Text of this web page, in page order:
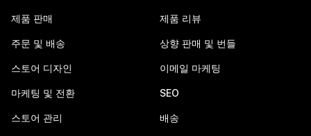
제품 판매
주문 및 배송
스토어 디자인
마케팅 및 전환
스토어 관리
제품 리뷰
상향 판매 및 번들
이메일 마케팅
SEO
배송